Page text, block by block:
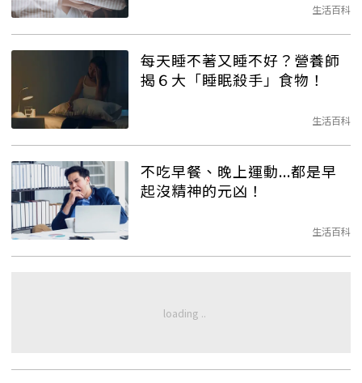
生活百科
每天睡不著又睡不好？營養師
揭６大「睡眠殺手」食物！
生活百科
不吃早餐、晚上運動...都是早
起沒精神的元凶！
生活百科